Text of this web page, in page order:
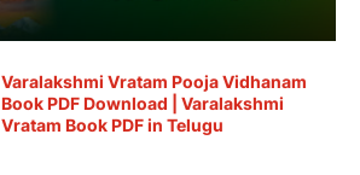
Varalakshmi Vratam Pooja Vidhanam
Book PDF Download | Varalakshmi
Vratam Book PDF in Telugu